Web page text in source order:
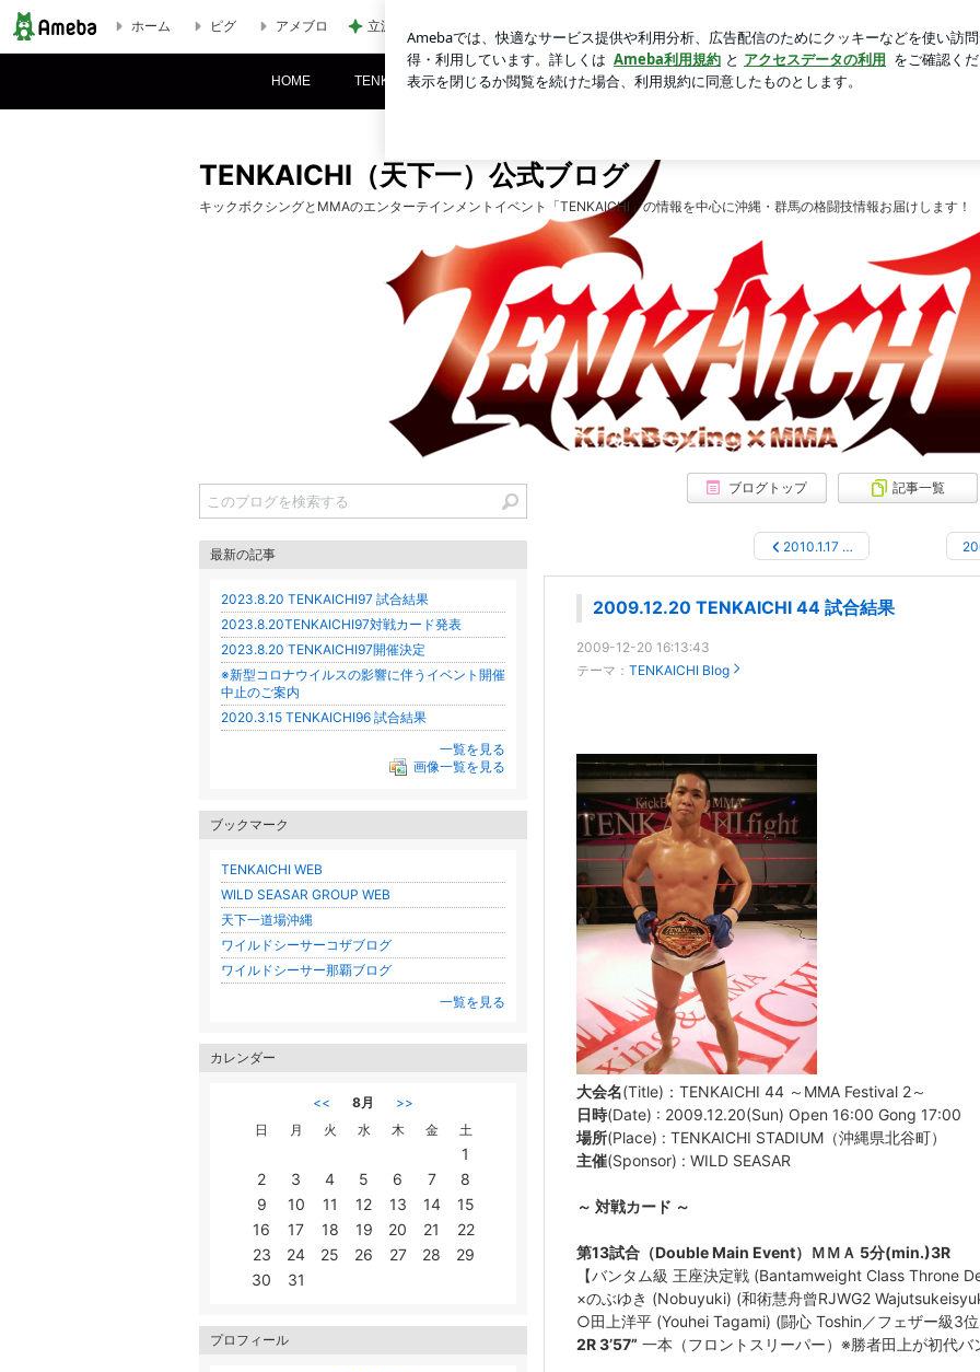
2009.12.20 TENKAICHI 44 試合結果 | TENKAICHI（天下一）公式ブログ
HOME TENKAICHIについて 大会スケジュール 公式YouTube 公式ブログ
ホーム ピグ アメブロ 立派でも処分に困る桐のタンス ログ
TENKAICHI（天下一）公式ブログ
キックボクシングとMMAのエンターテインメントイベント「TENKAICHI」の情報を中心に沖縄・群馬の格闘技情報お届けします！
ブログトップ 記事一覧
2010.1.17 …
2009.12.20 TENKAICHI 44 試合結果
2009-12-20 16:13:43
テーマ： TENKAICHI Blog
大会名(Title)：TENKAICHI 44 ～MMA Festival 2～
日時(Date) : 2009.12.20(Sun) Open 16:00 Gong 17:00
場所(Place) : TENKAICHI STADIUM（沖縄県北谷町）
主催(Sponsor) : WILD SEASAR
～ 対戦カード ～
第13試合（Double Main Event）ＭＭＡ 5分(min.)3R
【バンタム級 王座決定戦 (Bantamweight Class Throne
×のぶゆき (Nobuyuki) (和術慧舟曾RJWG2
○田上洋平 (Youhei Tagami) (闘心 Toshin／フェザー級3位
2R 3’57” 一本（フロントスリーパー）※勝者田上が初代バ
最新の記事
2023.8.20 TENKAICHI97 試合結果
2023.8.20TENKAICHI97対戦カード発表
2023.8.20 TENKAICHI97開催決定
※新型コロナウイルスの影響に伴うイベント開催
中止のご案内
2020.3.15 TENKAICHI96 試合結果
一覧を見る
画像一覧を見る
ブックマーク
TENKAICHI WEB
WILD SEASAR GROUP WEB
天下一道場沖縄
ワイルドシーサーコザブログ
ワイルドシーサー那覇ブログ
一覧を見る
カレンダー
<< 8月
>>
日
月 火 水 木 金 土
1
2
3 4 5 6 7
8
9
10 11 12 13 14
15
16
17 18 19 20 21
22
23
24 25 26 27 28
29
30
31
プロフィール